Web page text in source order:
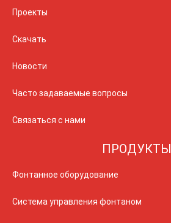
Проекты
Скачать
Новости
Часто задаваемые вопросы
Связаться с нами
ПРОДУКТЫ
Фонтанное оборудование
Система управления фонтаном